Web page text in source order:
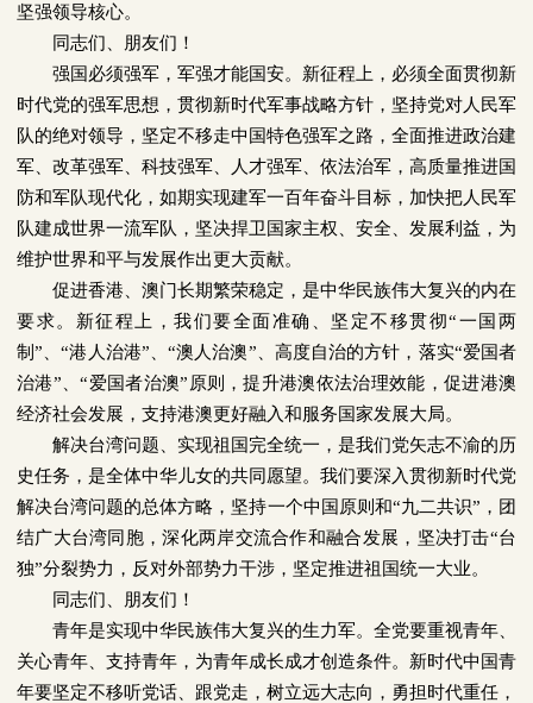
坚强领导核心。
同志们、朋友们！
强国必须强军，军强才能国安。新征程上，必须全面贯彻新
时代党的强军思想，贯彻新时代军事战略方针，坚持党对人民军
队的绝对领导，坚定不移走中国特色强军之路，全面推进政治建
军、改革强军、科技强军、人才强军、依法治军，高质量推进国
防和军队现代化，如期实现建军一百年奋斗目标，加快把人民军
队建成世界一流军队，坚决捍卫国家主权、安全、发展利益，为
维护世界和平与发展作出更大贡献。
促进香港、澳门长期繁荣稳定，是中华民族伟大复兴的内在
要求。新征程上，我们要全面准确、坚定不移贯彻“一国两
制”、“港人治港”、“澳人治澳”、高度自治的方针，落实“爱国者
治港”、“爱国者治澳”原则，提升港澳依法治理效能，促进港澳
经济社会发展，支持港澳更好融入和服务国家发展大局。
解决台湾问题、实现祖国完全统一，是我们党矢志不渝的历
史任务，是全体中华儿女的共同愿望。我们要深入贯彻新时代党
解决台湾问题的总体方略，坚持一个中国原则和“九二共识”，团
结广大台湾同胞，深化两岸交流合作和融合发展，坚决打击“台
独”分裂势力，反对外部势力干涉，坚定推进祖国统一大业。
同志们、朋友们！
青年是实现中华民族伟大复兴的生力军。全党要重视青年、
关心青年、支持青年，为青年成长成才创造条件。新时代中国青
年要坚定不移听党话、跟党走，树立远大志向，勇担时代重任，